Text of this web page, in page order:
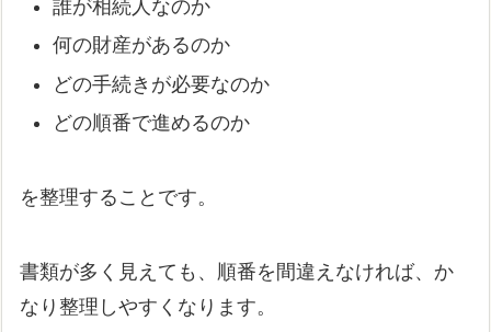
誰が相続人なのか
何の財産があるのか
どの手続きが必要なのか
どの順番で進めるのか
を整理することです。
書類が多く見えても、順番を間違えなければ、か
なり整理しやすくなります。